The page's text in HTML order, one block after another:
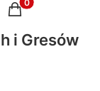
Produkty w
i Gresów